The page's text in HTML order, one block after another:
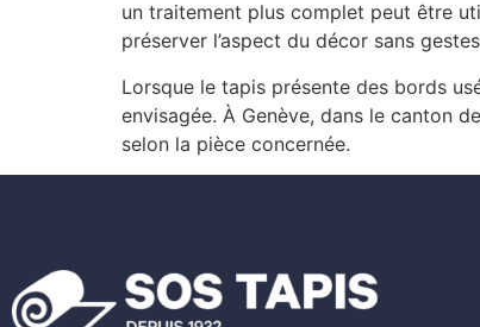
un traitement plus complet peut être
préserver l’aspect du décor sans
Lorsque le tapis présente des bords
envisagée. À Genève, dans le canton
selon la pièce concernée.